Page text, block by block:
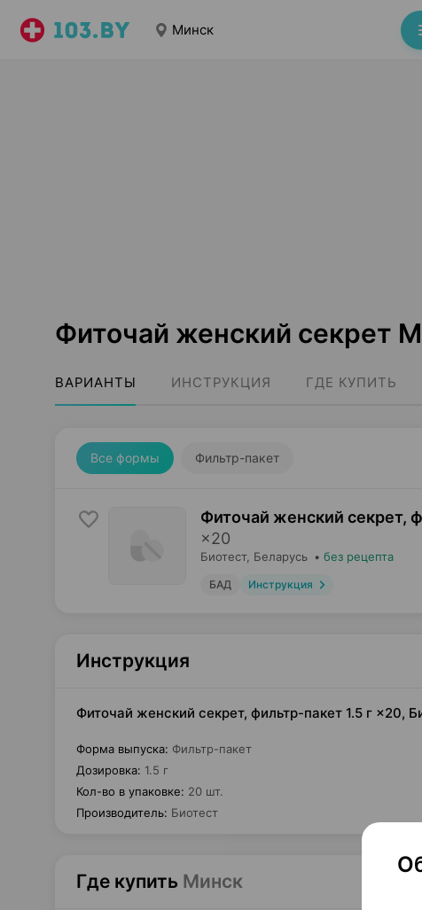
Минск
Фиточай женский секрет
ВАРИАНТЫ ИНСТРУКЦИЯ ГДЕ КУПИТЬ
Все формы Фильтр-пакет
Фиточай женский секрет,
×20
Биотест, Беларусь • без рецепта
БАД Инструкция
Инструкция
Фиточай женский секрет, фильтр-пакет 1.5 г ×20,
Форма выпуска: Фильтр-пакет
Дозировка: 1.5 г
Кол-во в упаковке: 20 шт.
Производитель: Биотест
Где купить Минск